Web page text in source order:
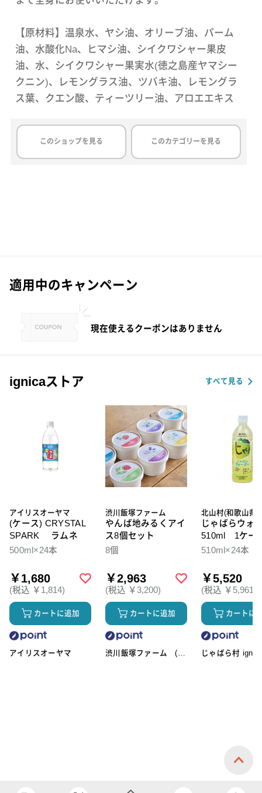
【原材料】温泉水、ヤシ油、オリーブ油、パーム
油、水酸化Na、ヒマシ油、シイクワシャー果皮
油、水、シイクワシャー果実水(徳之島産ヤマシー
クニン)、レモングラス油、ツバキ油、レモングラ
ス葉、クエン酸、ティーツリー油、アロエエキス
このショップを見る このカテゴリーを見る
適用中のキャンペーン
現在使えるクーポンはありません
ignicaストア すべて見る
アイリスオーヤマ
(ケース) CRYSTAL
SPARK ラムネ
500ml×24本
￥1,680
(税込 ￥1,814)
カートに追加
アイリスオーヤマ
渋川飯塚ファーム
やんば地みるくアイ
ス8個セット
8個
￥2,963
(税込 ￥3,200)
カートに追加
渋川飯塚ファーム (ア
北山村(和歌山県)
じゃばらウォ
510ml 1ケー
本入
510ml×24本
￥5,520
(税込 ￥5,961)
カートに
じゃばら村